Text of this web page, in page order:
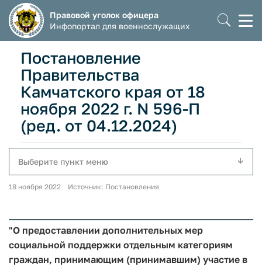
Правовой уголок офицера
Инфопортал для военнослужащих
Постановление
Правительства
Камчатского края от 18
ноября 2022 г. N 596-П
(ред. от 04.12.2024)
Выберите пункт меню
18 ноября 2022 Источник: Постановления
"О предоставлении дополнительных мер
социальной поддержки отдельным категориям
граждан, принимающим (принимавшим) участие в